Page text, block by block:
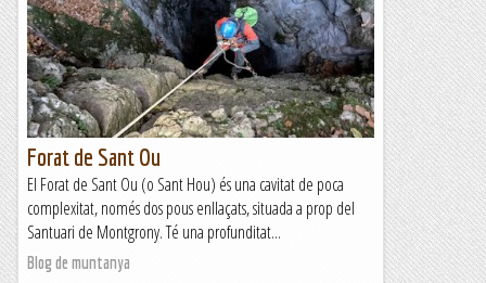
Forat de Sant Ou
El Forat de Sant Ou (o Sant Hou) és una cavitat de poca
complexitat, només dos pous enllaçats, situada a prop del
Santuari de Montgrony. Té una profunditat...
Blog de muntanya